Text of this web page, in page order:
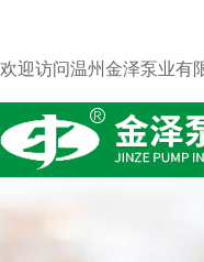
欢迎访问温州金泽泵业有